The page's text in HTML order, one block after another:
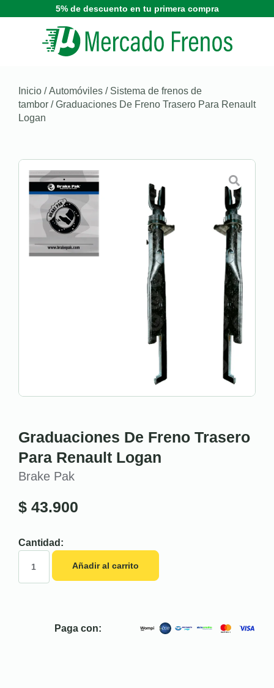
5% de descuento en tu primera compra
Inicio /Automóviles / Sistema de frenos de
tambor / Graduaciones De Freno Trasero Para Renault
Logan
Graduaciones De Freno Trasero
Para Renault Logan
Brake Pak
$ 43.900
Cantidad:
Añadir al carrito
Paga con: